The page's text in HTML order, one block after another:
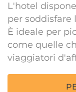
L'hotel
per soddisfare
È ideale per
come quelle
viaggiatori